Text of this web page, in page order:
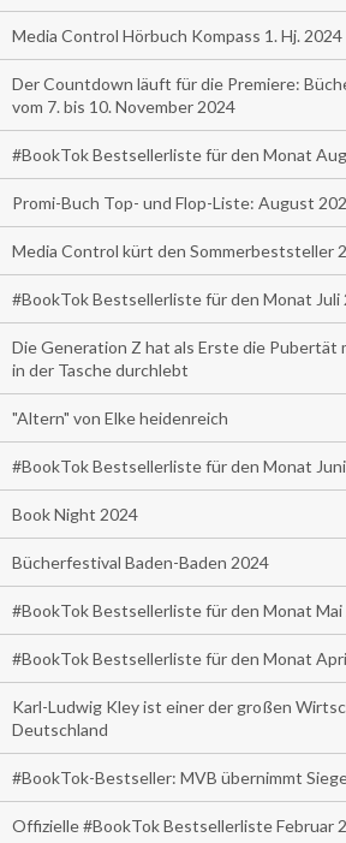
Media Control Hörbuch Kompass 1. Hj. 2024
Der Countdown läuft für die Premiere:
vom 7. bis 10. November 2024
#BookTok Bestsellerliste für den Monat
Promi-Buch Top- und Flop-Liste: August
Media Control kürt den Sommerbeststeller
#BookTok Bestsellerliste für den Monat Juli
Die Generation Z hat als Erste die Pubertät
in der Tasche durchlebt
"Altern" von Elke heidenreich
#BookTok Bestsellerliste für den Monat
Book Night 2024
Bücherfestival Baden-Baden 2024
#BookTok Bestsellerliste für den Monat Mai
#BookTok Bestsellerliste für den Monat
Karl-Ludwig Kley ist einer der großen
Deutschland
#BookTok-Bestseller: MVB übernimmt
Offizielle #BookTok Bestsellerliste Februar